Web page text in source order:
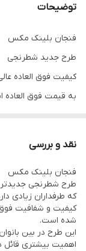
توضیحات
فنجان بلینک مکس
طرح جدید شطرنجی
کیفیت فوق العاده
به قیمت فوق العاده
نقد و بررسی
فنجان بلینک مکس
طرح شطرنجی
که طرفداران زیادی
کیفیت و شفافیت
شده‌ است.
این طرح در بین
اهمیت بیشتری